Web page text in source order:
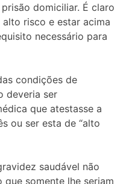
domiciliar. É claro
risco e estar acima
necessário para
condições de
deveria ser
que atestasse a
ou ser esta de “alto
saudável não
somente lhe seriam